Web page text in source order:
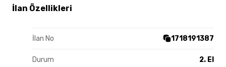
İlan Özellikleri
İlan No 1718191387
Durum 2. El